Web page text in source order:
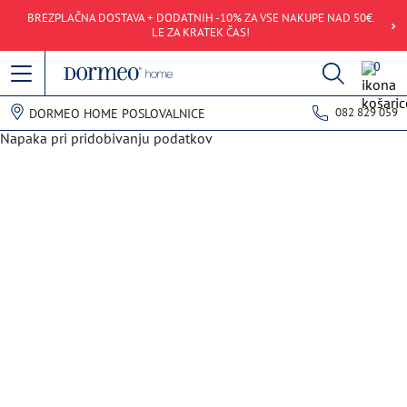
BREZPLAČNA DOSTAVA + DODATNIH -10% ZA VSE NAKUPE NAD 50€.
LE ZA KRATEK ČAS!
0
DORMEO HOME POSLOVALNICE 082 829 059
Napaka pri pridobivanju podatkov